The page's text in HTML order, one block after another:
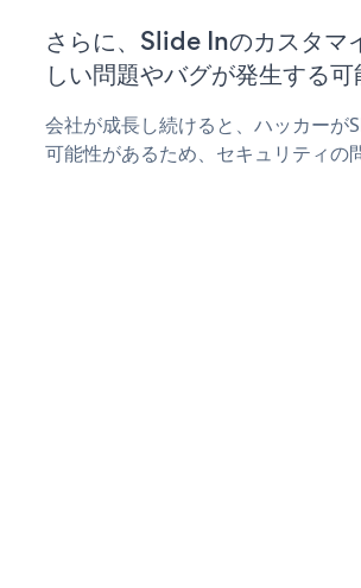
さらに、Slide Inのカスタマ
しい問題やバグが発生する可
会社が成長し続けると、ハッカーが
可能性があるため、セキュリティの